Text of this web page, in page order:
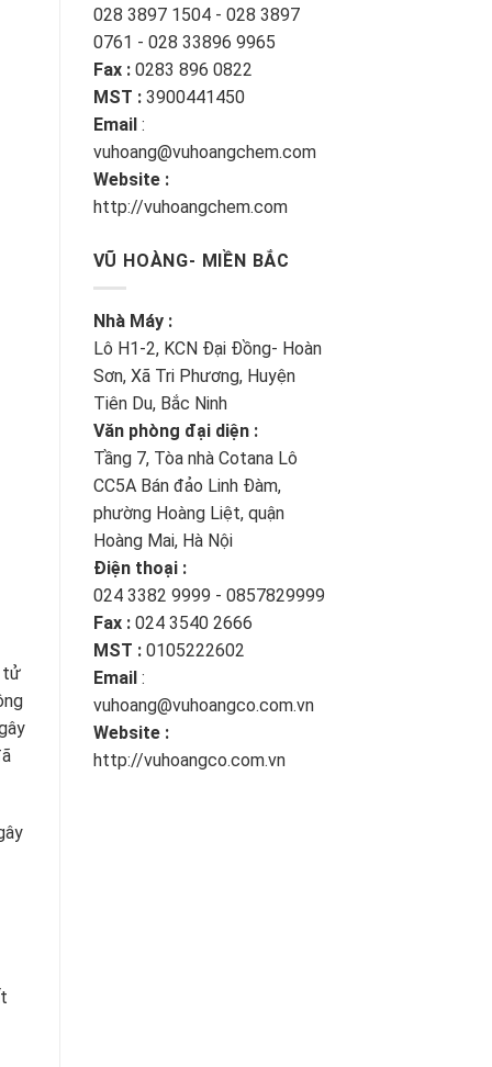
tử
028 3897 1504 - 028 3897
0761 - 028 33896 9965
Fax : 0283 896 0822
MST : 3900441450
Email :
vuhoang@vuhoangchem.com
Website :
http://vuhoangchem.com
VŨ HOÀNG- MIỀN BẮC
Nhà Máy :
Lô H1-2, KCN Đại Đồng- Hoàn
Sơn, Xã Tri Phương, Huyện
Tiên Du, Bắc Ninh
Văn phòng đại diện :
Tầng 7, Tòa nhà Cotana Lô
CC5A Bán đảo Linh Đàm,
phường Hoàng Liệt, quận
Hoàng Mai, Hà Nội
Điện thoại :
024 3382 9999 - 0857829999
Fax : 024 3540 2666
MST : 0105222602
Email :
vuhoang@vuhoangco.com.vn
Website :
http://vuhoangco.com.vn